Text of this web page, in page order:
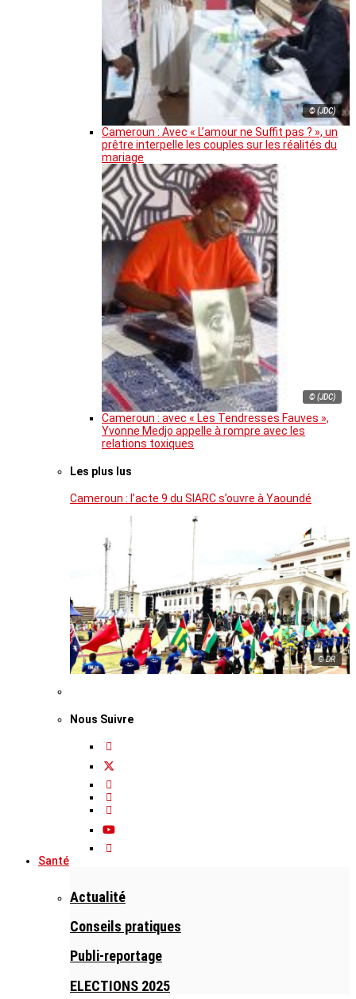
© (JDC)
Cameroun : Avec « L’amour ne Suffit pas ? », un
prêtre interpelle les couples sur les réalités du
mariage
© (JDC)
Cameroun : avec « Les Tendresses Fauves »,
Yvonne Medjo appelle à rompre avec les
relations toxiques
Les plus lus
Cameroun : l’acte 9 du SIARC s’ouvre à Yaoundé
© DR
Nous Suivre
Santé
Actualité
Conseils pratiques
Publi-reportage
ELECTIONS 2025